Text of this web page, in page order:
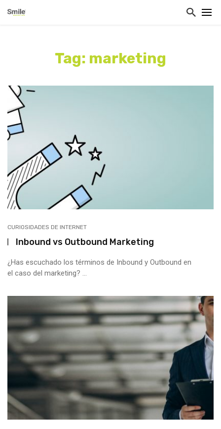
Tag: marketing
CURIOSIDADES DE INTERNET
Inbound vs Outbound Marketing
¿Has escuchado los términos de Inbound y Outbound en
el caso del marketing? ...